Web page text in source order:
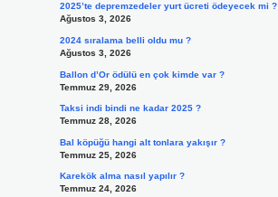
2025’te depremzedeler yurt ücreti ödeyecek mi ?
Ağustos 3, 2026
2024 sıralama belli oldu mu ?
Ağustos 3, 2026
Ballon d’Or ödülü en çok kimde var ?
Temmuz 29, 2026
Taksi indi bindi ne kadar 2025 ?
Temmuz 28, 2026
Bal köpüğü hangi alt tonlara yakışır ?
Temmuz 25, 2026
Karekök alma nasıl yapılır ?
Temmuz 24, 2026